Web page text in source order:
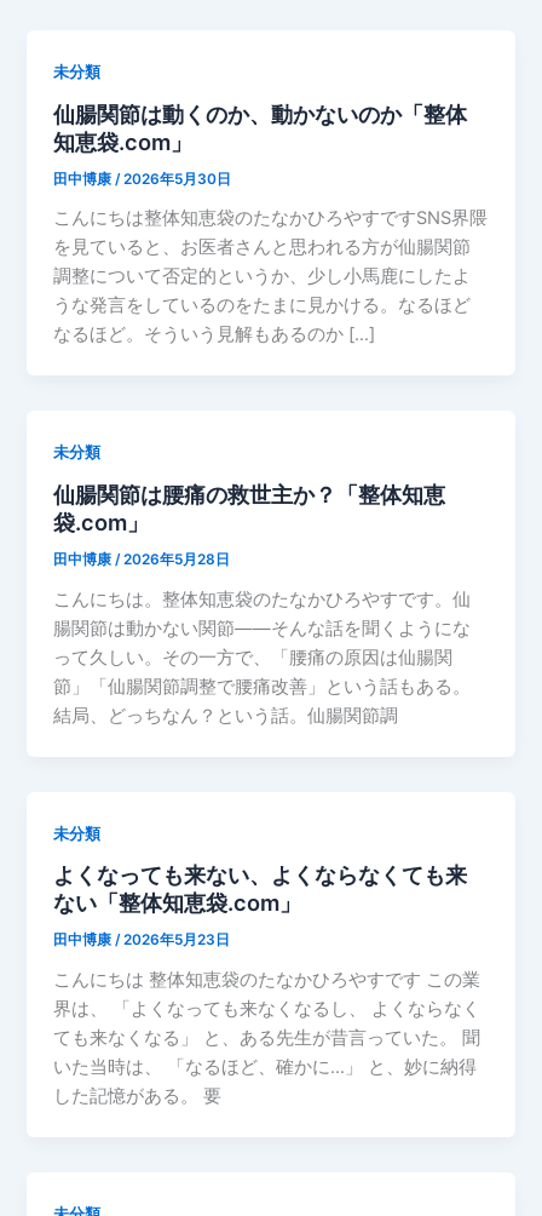
未分類
仙腸関節は動くのか、動かないのか「整体
知恵袋.com」
田中博康 /2026年5月30日
こんにちは整体知恵袋のたなかひろやすですSNS界隈
を見ていると、お医者さんと思われる方が仙腸関節
調整について否定的というか、少し小馬鹿にしたよ
うな発言をしているのをたまに見かける。なるほど
なるほど。そういう見解もあるのか […]
未分類
仙腸関節は腰痛の救世主か？「整体知恵
袋.com」
田中博康/2026年5月28日
こんにちは。整体知恵袋のたなかひろやすです。仙
腸関節は動かない関節――そんな話を聞くようにな
って久しい。その一方で、「腰痛の原因は仙腸関
節」「仙腸関節調整で腰痛改善」という話もある。
結局、どっちなん？という話。仙腸関節調
未分類
よくなっても来ない、よくならなくても来
ない「整体知恵袋.com」
田中博康/2026年5月23日
こんにちは 整体知恵袋のたなかひろやすです この業
界は、 「よくなっても来なくなるし、 よくならなく
ても来なくなる」 と、ある先生が昔言っていた。 聞
いた当時は、 「なるほど、確かに…」 と、妙に納得
した記憶がある。 要